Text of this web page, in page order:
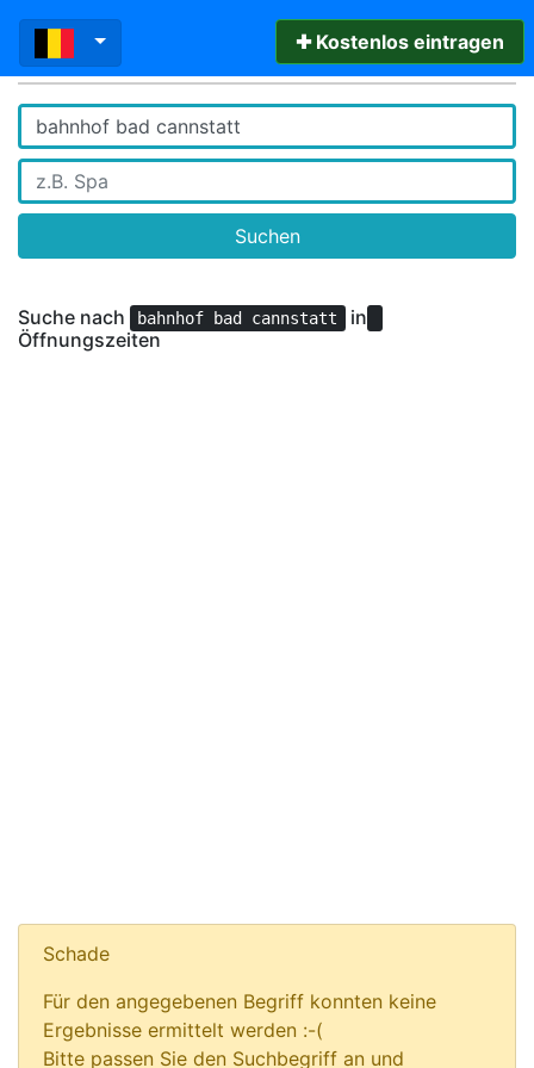
✚ Kostenlos eintragen
Suchen
Suche nach bahnhof bad cannstatt
in
Öffnungszeiten
Schade
Für den angegebenen Begriff konnten keine
Ergebnisse ermittelt werden :-(
Bitte passen Sie den Suchbegriff an und